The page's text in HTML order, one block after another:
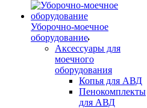
Уборочно-моечное
оборудование
Аксессуары для
моечного
оборудования
Копья для АВД
Пенокомплекты
для АВД